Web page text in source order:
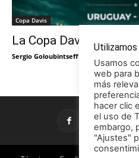
Copa Davis
La Copa Davis vuelve
Sergio Goloubintseff
Utilizamos
Usamos
web para
más
hacer clic
el uso de
embargo,
"Ajustes"